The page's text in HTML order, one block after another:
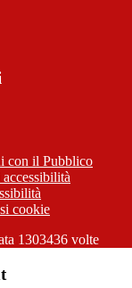
con il Pubblico
cookie
1303436 volte